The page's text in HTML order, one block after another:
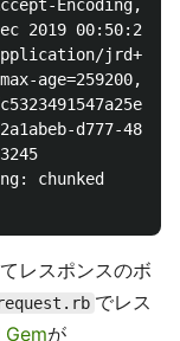
Encoding,
2019 00:50:20
age=259200,
d777-48fa-
chunked
レスポンスのボ
でレス
Gemが